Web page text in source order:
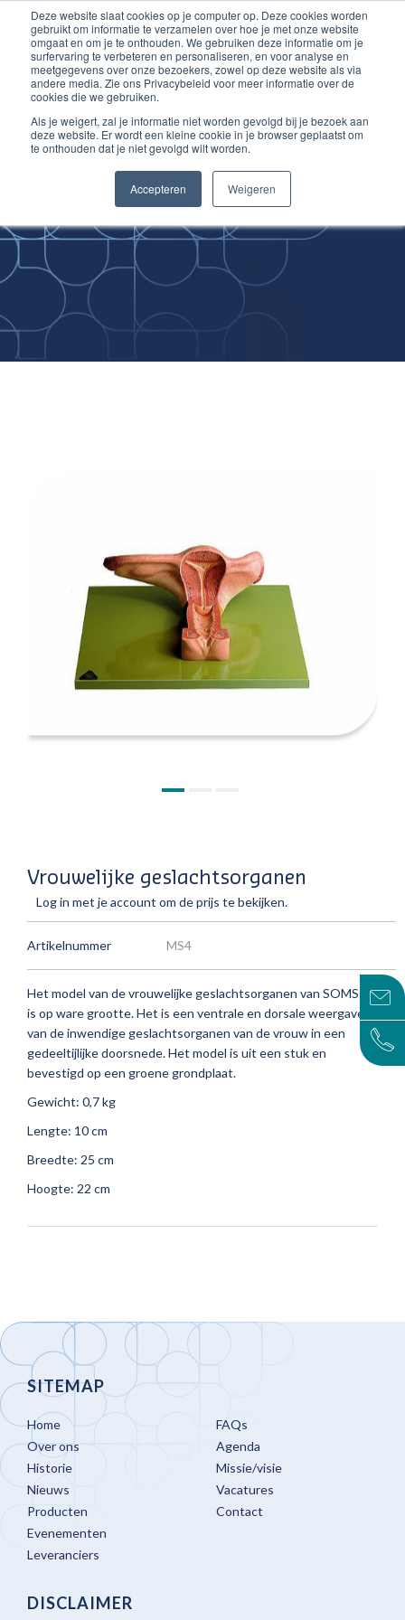
Deze website slaat cookies op je computer op. Deze cookies worden
gebruikt om informatie te verzamelen over hoe je met onze website
omgaat en om je te onthouden. We gebruiken deze informatie om je
surfervaring te verbeteren en personaliseren, en voor analyse en
meetgegevens over onze bezoekers, zowel op deze website als via
andere media. Zie ons Privacybeleid voor meer informatie over de
cookies die we gebruiken.
Als je weigert, zal je informatie niet worden gevolgd bij je bezoek aan
deze website. Er wordt een kleine cookie in je browser geplaatst om
te onthouden dat je niet gevolgd wilt worden.
Accepteren Weigeren
Inloggen account
Ga
naar
de
inhoud
Improving
Medical Skills
Vrouwelijke geslachtsorganen
Log in met je account om de prijs te bekijken.
Artikelnummer MS4
Het model van de vrouwelijke geslachtsorganen van SOMSO
is op ware grootte. Het is een ventrale en dorsale weergave
van de inwendige geslachtsorganen van de vrouw in een
gedeeltijlijke doorsnede. Het model is uit een stuk en
bevestigd op een groene grondplaat.
Gewicht: 0,7 kg
Lengte: 10 cm
Breedte: 25 cm
Hoogte: 22 cm
SITEMAP
Home
Over ons
Historie
Nieuws
Producten
Evenementen
Leveranciers
FAQs
Agenda
Missie/visie
Vacatures
Contact
DISCLAIMER